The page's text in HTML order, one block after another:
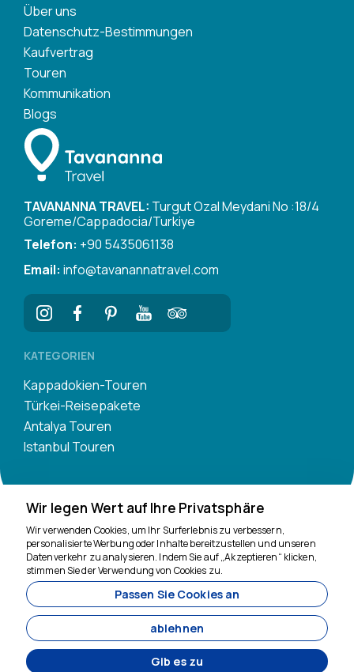
Über uns
Datenschutz-Bestimmungen
Kaufvertrag
Touren
Kommunikation
Blogs
TAVANANNA TRAVEL: Turgut Ozal Meydani No :18/4
Goreme/Cappadocia/Turkiye
Telefon: +90 5435061138
Email: info@tavanannatravel.com
KATEGORIEN
Kappadokien-Touren
Türkei-Reisepakete
Antalya Touren
Istanbul Touren
Entwickelt von
Wir legen Wert auf Ihre Privatsphäre
Wir verwenden Cookies, um Ihr Surferlebnis zu verbessern,
personalisierte Werbung oder Inhalte bereitzustellen und unseren
Datenverkehr zu analysieren. Indem Sie auf „Akzeptieren“ klicken,
stimmen Sie der Verwendung von Cookies zu.
Passen Sie Cookies an
ablehnen
Gib es zu
Wir sind für Sie da